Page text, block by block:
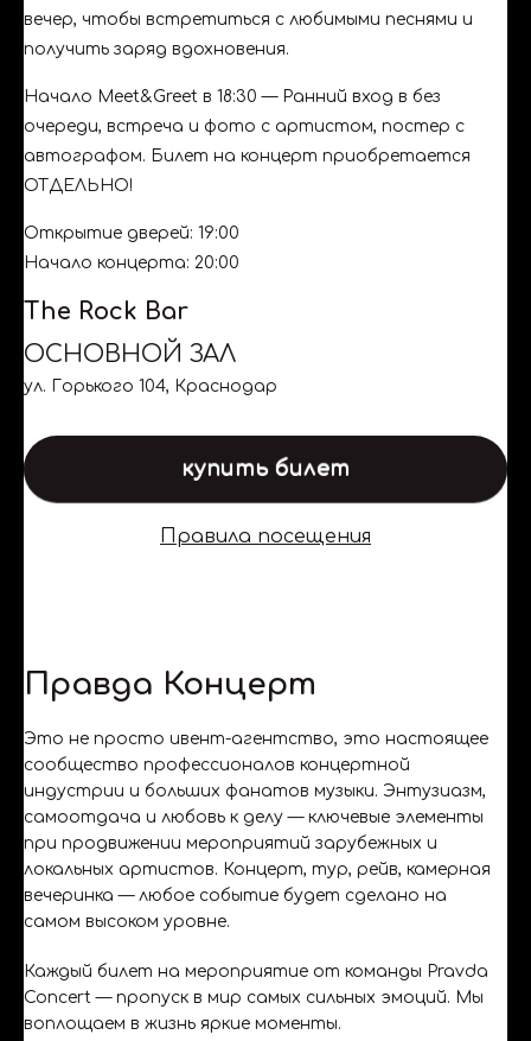
вечер, чтобы встретиться с любимыми песнями и
получить заряд вдохновения.
Начало Meet&Greet в 18:30 — Ранний вход в без
очереди, встреча и фото с артистом, постер с
автографом. Билет на концерт приобретается
ОТДЕЛЬНО!
Открытие дверей: 19:00
Начало концерта: 20:00
The Rock Bar
ОСНОВНОЙ ЗАЛ
ул. Горького 104, Краснодар
купить билет
Правила посещения
Правда Концерт
Это не просто ивент-агентство, это настоящее
сообщество профессионалов концертной
индустрии и больших фанатов музыки. Энтузиазм,
самоотдача и любовь к делу — ключевые элементы
при продвижении мероприятий зарубежных и
локальных артистов. Концерт, тур, рейв, камерная
вечеринка — любое событие будет сделано на
самом высоком уровне.
Каждый билет на мероприятие от команды Pravda
Concert — пропуск в мир самых сильных эмоций. Мы
воплощаем в жизнь яркие моменты.